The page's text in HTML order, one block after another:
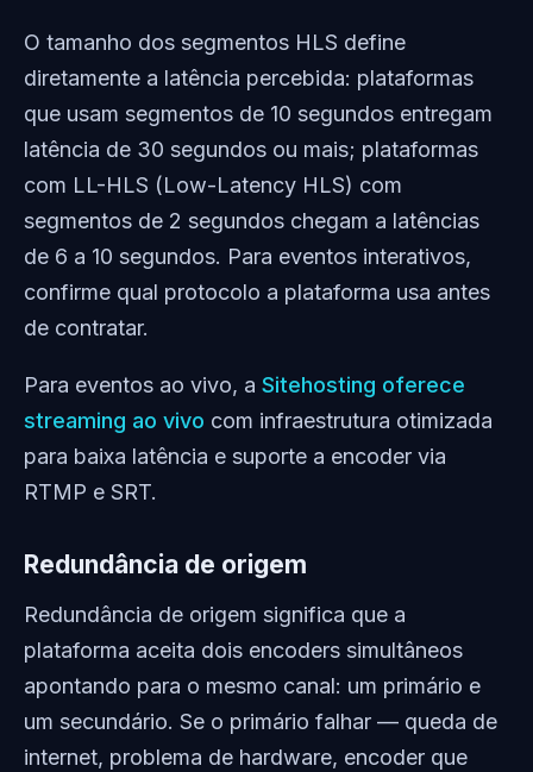
O tamanho dos segmentos HLS define
diretamente a latência percebida: plataformas
que usam segmentos de 10 segundos entregam
latência de 30 segundos ou mais; plataformas
com LL-HLS (Low-Latency HLS) com
segmentos de 2 segundos chegam a latências
de 6 a 10 segundos. Para eventos interativos,
confirme qual protocolo a plataforma usa antes
de contratar.
Para eventos ao vivo, a Sitehosting oferece
streaming ao vivo com infraestrutura otimizada
para baixa latência e suporte a encoder via
RTMP e SRT.
Redundância de origem
Redundância de origem significa que a
plataforma aceita dois encoders simultâneos
apontando para o mesmo canal: um primário e
um secundário. Se o primário falhar — queda de
internet, problema de hardware, encoder que